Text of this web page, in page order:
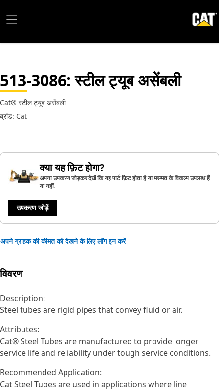
513-3086: स्टील ट्यूब असेंबली
Cat® स्टील ट्यूब असेंबली
ब्रांड: Cat
क्या यह फ़िट होगा?
अपना उपकरण जोड़कर देखें कि यह पार्ट फ़िट होता है या मरम्मत के विकल्प उपलब्ध हैं
या नहीं.
उपकरण जोड़ें
अपने ग्राहक की कीमत को देखने के लिए लॉग इन करें
विवरण
Description:
Steel tubes are rigid pipes that convey fluid or air.
Attributes:
Cat® Steel Tubes are manufactured to provide longer
service life and reliability under tough service conditions.
Recommended Application:
Cat Steel Tubes are used in applications where line